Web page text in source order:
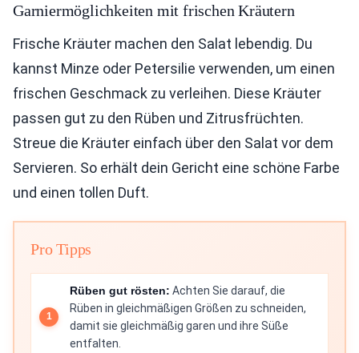
Garniermöglichkeiten mit frischen Kräutern
Frische Kräuter machen den Salat lebendig. Du
kannst Minze oder Petersilie verwenden, um einen
frischen Geschmack zu verleihen. Diese Kräuter
passen gut zu den Rüben und Zitrusfrüchten.
Streue die Kräuter einfach über den Salat vor dem
Servieren. So erhält dein Gericht eine schöne Farbe
und einen tollen Duft.
Pro Tipps
Rüben gut rösten: Achten Sie darauf, die
Rüben in gleichmäßigen Größen zu schneiden,
damit sie gleichmäßig garen und ihre Süße
entfalten.